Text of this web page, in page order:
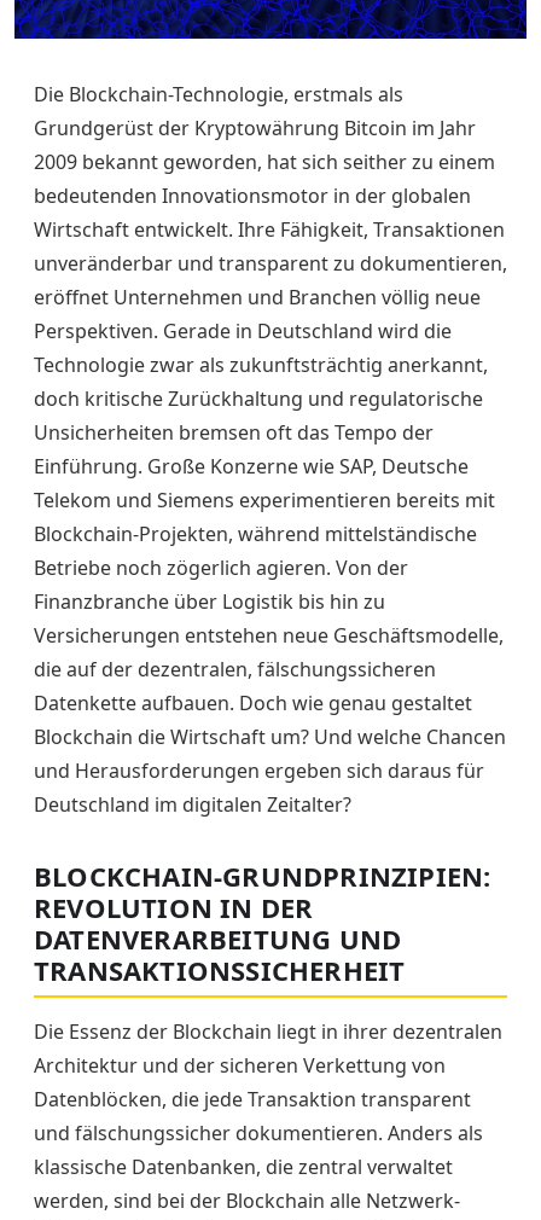
Die Blockchain-Technologie, erstmals als
Grundgerüst der Kryptowährung Bitcoin im Jahr
2009 bekannt geworden, hat sich seither zu einem
bedeutenden Innovationsmotor in der globalen
Wirtschaft entwickelt. Ihre Fähigkeit, Transaktionen
unveränderbar und transparent zu dokumentieren,
eröffnet Unternehmen und Branchen völlig neue
Perspektiven. Gerade in Deutschland wird die
Technologie zwar als zukunftsträchtig anerkannt,
doch kritische Zurückhaltung und regulatorische
Unsicherheiten bremsen oft das Tempo der
Einführung. Große Konzerne wie SAP, Deutsche
Telekom und Siemens experimentieren bereits mit
Blockchain-Projekten, während mittelständische
Betriebe noch zögerlich agieren. Von der
Finanzbranche über Logistik bis hin zu
Versicherungen entstehen neue Geschäftsmodelle,
die auf der dezentralen, fälschungssicheren
Datenkette aufbauen. Doch wie genau gestaltet
Blockchain die Wirtschaft um? Und welche Chancen
und Herausforderungen ergeben sich daraus für
Deutschland im digitalen Zeitalter?
BLOCKCHAIN-GRUNDPRINZIPIEN:
REVOLUTION IN DER
DATENVERARBEITUNG UND
TRANSAKTIONSSICHERHEIT
Die Essenz der Blockchain liegt in ihrer dezentralen
Architektur und der sicheren Verkettung von
Datenblöcken, die jede Transaktion transparent
und fälschungssicher dokumentieren. Anders als
klassische Datenbanken, die zentral verwaltet
werden, sind bei der Blockchain alle Netzwerk-